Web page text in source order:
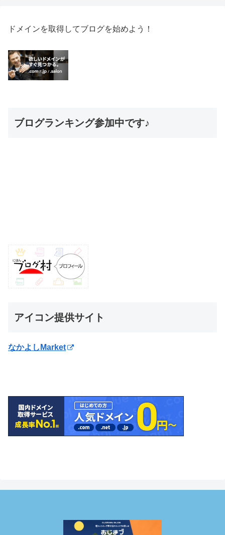
ドメインを取得してブログを始めよう！
ブログランキング参加中です♪
アイコン提供サイト
なかよしMarket